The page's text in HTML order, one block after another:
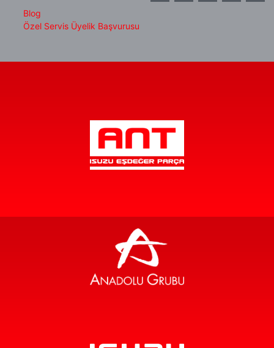
Blog
Özel Servis Üyelik Başvurusu